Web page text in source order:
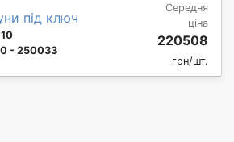
під ключ
10
- 250033
Середня
ціна
220508
грн/шт.